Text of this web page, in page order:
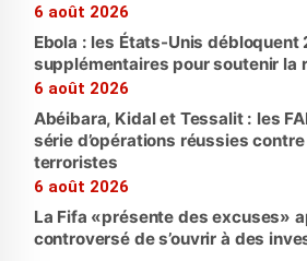
6 août 2026
Ebola : les États-Unis débloquent
supplémentaires pour soutenir la
6 août 2026
Abéibara, Kidal et Tessalit : les
série d’opérations réussies
terroristes
6 août 2026
La Fifa «présente des excuses»
controversé de s’ouvrir à des